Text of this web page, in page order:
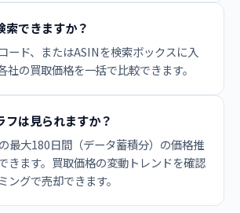
索できますか？
ード、またはASINを検索ボックスに入
社の買取価格を一括で比較できます。
フは見られますか？
最大180日間（データ蓄積分）の価格推
きます。買取価格の変動トレンドを確認
ングで売却できます。